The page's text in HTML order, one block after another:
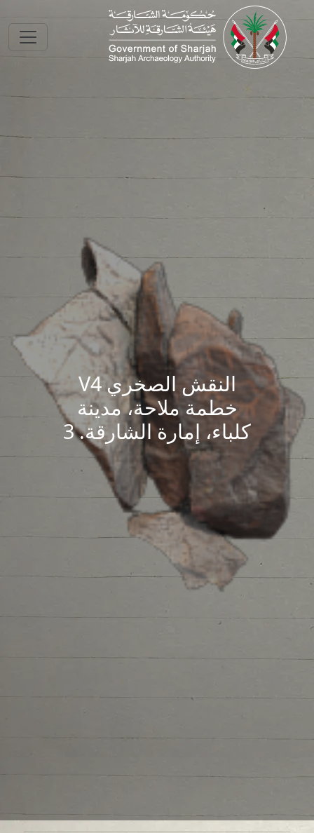
Skip to main
النقش الصخري V4
خطمة ملاحة، مدينة
كلباء، إمارة الشارقة. 3